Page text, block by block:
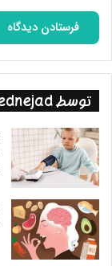
توسط drmotamednejad